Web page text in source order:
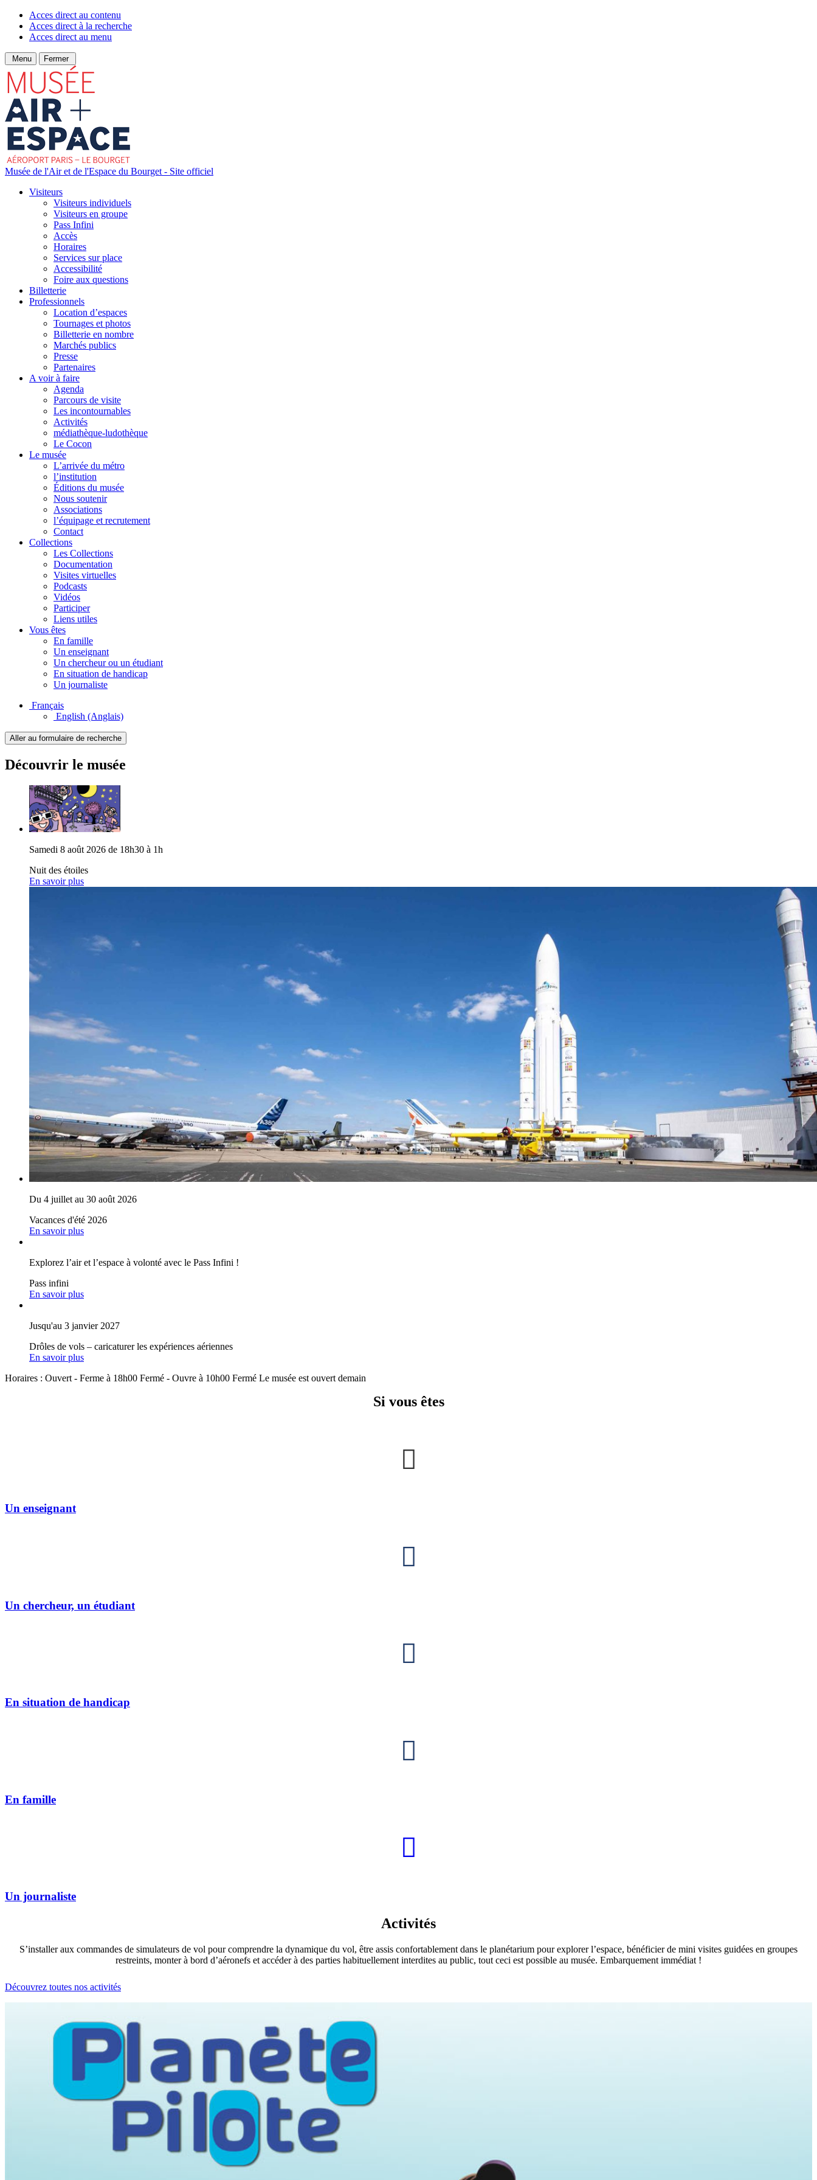
Acces direct au contenu
Acces direct à la recherche
Acces direct au menu
Menu Fermer
Musée de l'Air et de l'Espace du Bourget - Site officiel
Visiteurs
Visiteurs individuels
Visiteurs en groupe
Pass Infini
Accès
Horaires
Services sur place
Accessibilité
Foire aux questions
Billetterie
Professionnels
Location d’espaces
Tournages et photos
Billetterie en nombre
Marchés publics
Presse
Partenaires
A voir à faire
Agenda
Parcours de visite
Les incontournables
Activités
médiathèque-ludothèque
Le Cocon
Le musée
L’arrivée du métro
l’institution
Éditions du musée
Nous soutenir
Associations
l’équipage et recrutement
Contact
Collections
Les Collections
Documentation
Visites virtuelles
Podcasts
Vidéos
Participer
Liens utiles
Vous êtes
En famille
Un enseignant
Un chercheur ou un étudiant
En situation de handicap
Un journaliste
Français
English (Anglais)
Aller au formulaire de recherche
Découvrir le musée
Samedi 8 août 2026 de 18h30 à 1h
Nuit des étoiles
En savoir plus
Du 4 juillet au 30 août 2026
Vacances d'été 2026
En savoir plus
Explorez l’air et l’espace à volonté avec le Pass Infini !
Pass infini
En savoir plus
Jusqu'au 3 janvier 2027
Drôles de vols – caricaturer les expériences aériennes
En savoir plus
Horaires : Ouvert- Ferme à 18h00 Fermé - Ouvre à 10h00 Fermé Le musée est ouvert demain
Si vous êtes
Un enseignant
Un chercheur, un étudiant
En situation de handicap
En famille
Un journaliste
Activités
S’installer aux commandes de simulateurs de vol pour comprendre la dynamique du vol, être assis confortablement dans le planétarium pour explorer l’espace, bénéficier de mini visites guidées en groupes
restreints, monter à bord d’aéronefs et accéder à des parties habituellement interdites au public, tout ceci est possible au musée. Embarquement immédiat !
Découvrez toutes nos activités